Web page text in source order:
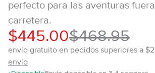
perfecto para las aventuras
carretera.
$445.00$468.95
envío gratuito en pedidos superiores a
envío